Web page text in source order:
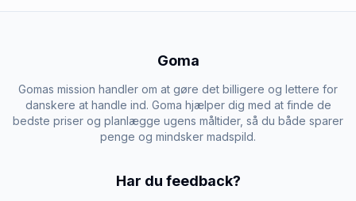
Goma
Gomas mission handler om at gøre det billigere og lettere for
danskere at handle ind. Goma hjælper dig med at finde de
bedste priser og planlægge ugens måltider, så du både sparer
penge og mindsker madspild.
Har du feedback?